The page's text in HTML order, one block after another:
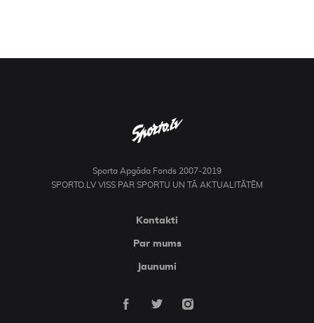
Sporta Apgāda Fonds 2007-2019
SPORTO.LV VISS PAR SPORTU UN TĀ AKTUALITĀTĒM
Kontakti
Par mums
Jaunumi